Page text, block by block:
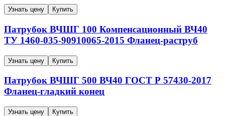
Узнать цену Купить
Патрубок ВЧШГ 100 Компенсационный ВЧ40
ТУ 1460-035-90910065-2015 Фланец-раструб
Узнать цену Купить
Патрубок ВЧШГ 500 ВЧ40 ГОСТ Р 57430-2017
Фланец-гладкий конец
Узнать цену Купить